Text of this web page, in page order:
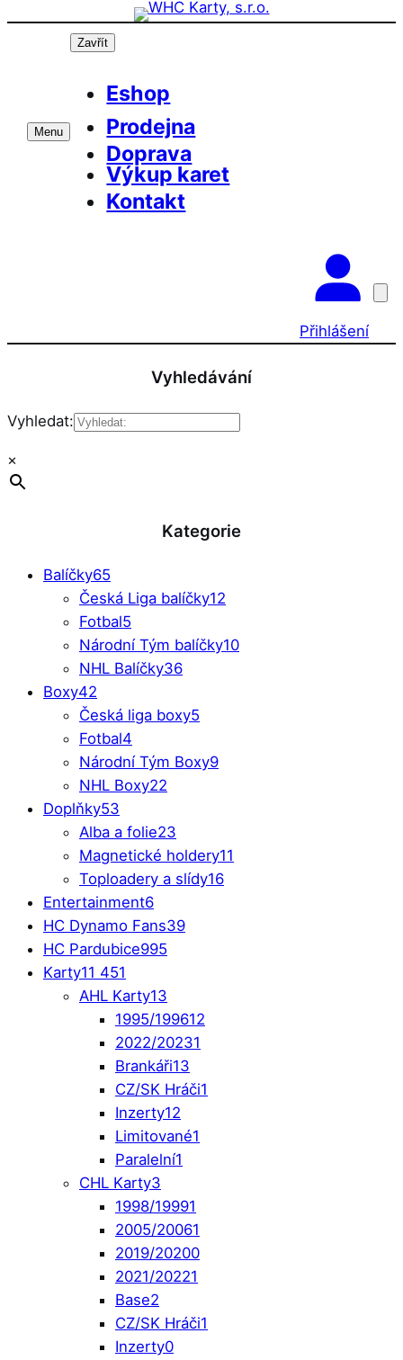
Přeskočit
Menu
Zavřít
Eshop
Prodejna
Doprava
Výkup karet
Kontakt
Přihlášení
Vyhledávání
Vyhledat:
×
Kategorie
Balíčky65
Česká Liga balíčky12
Fotbal5
Národní Tým balíčky10
NHL Balíčky36
Boxy42
Česká liga boxy5
Fotbal4
Národní Tým Boxy9
NHL Boxy22
Doplňky53
Alba a folie23
Magnetické holdery11
Toploadery a slídy16
Entertainment6
HC Dynamo Fans39
HC Pardubice995
Karty11 451
AHL Karty13
1995/199612
2022/20231
Brankáři13
CZ/SK Hráči1
Inzerty12
Limitované1
Paralelní1
CHL Karty3
1998/19991
2005/20061
2019/20200
2021/20221
Base2
CZ/SK Hráči1
Inzerty0
Prázdninová otevírací doba prodejny! PO a
ST 10-17, SO 11-15